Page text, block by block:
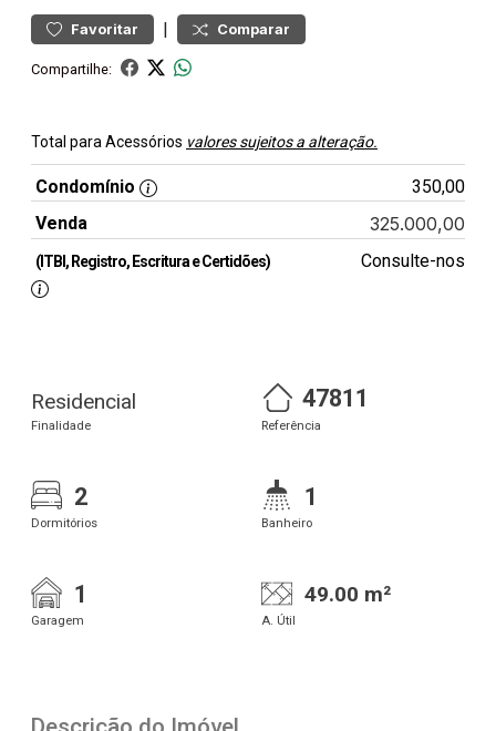
Favoritar | Comparar
Compartilhe:
Total para Acessórios valores sujeitos a alteração.
Condomínio
350,00
Venda
325.000,00
(ITBI, Registro, Escritura e Certidões) Consulte-nos
Residencial
Finalidade
47811
Referência
2
Dormitórios
1
Banheiro
1
Garagem
49.00 m²
A. Útil